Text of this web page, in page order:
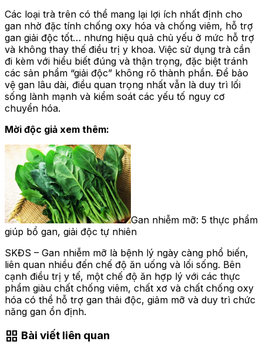
Các loại trà trên có thể mang lại lợi ích nhất định cho
gan nhờ đặc tính chống oxy hóa và chống viêm, hỗ trợ
gan giải độc tốt… nhưng hiệu quả chủ yếu ở mức hỗ trợ
và không thay thế điều trị y khoa. Việc sử dụng trà cần
đi kèm với hiểu biết đúng và thận trọng, đặc biệt tránh
các sản phẩm “giải độc” không rõ thành phần. Để bảo
vệ gan lâu dài, điều quan trọng nhất vẫn là duy trì lối
sống lành mạnh và kiểm soát các yếu tố nguy cơ
chuyển hóa.
Mời độc giả xem thêm:
Gan nhiễm mỡ: 5 thực phẩm
giúp bổ gan, giải độc tự nhiên
SKĐS – Gan nhiễm mỡ là bệnh lý ngày càng phổ biến,
liên quan nhiều đến chế độ ăn uống và lối sống. Bên
cạnh điều trị y tế, một chế độ ăn hợp lý với các thực
phẩm giàu chất chống viêm, chất xơ và chất chống oxy
hóa có thể hỗ trợ gan thải độc, giảm mỡ và duy trì chức
năng gan ổn định.
grid_view Bài viết liên quan